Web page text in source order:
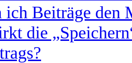
ich Beiträge den
die